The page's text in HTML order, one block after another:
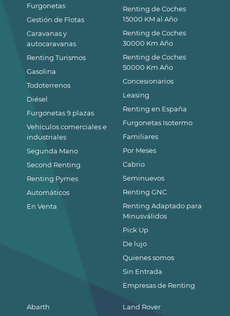
Furgonetas
Gestión de Flotas
Caravanas y
autocaravanas
Renting Turismos
Gasolina
Todoterrenos
Diésel
Furgonetas 9 plazas
Vehículos comerciales e
industriales
Segunda Mano
Second Renting
Renting Pymes
Automáticos
En Venta
Abarth
Land Rover
Renting de Coches
15000 KM al Año
Renting de Coches
30000 Km Año
Renting de Coches
50000 Km Año
Concesionarios
Leasing
Renting en España
Furgonetas Isotermo
Familiares
Por Meses
Cabrio
Seminuevos
Renting GNC
Renting Adaptado para
Minusválidos
Pick Up
De lujo
Quienes somos
Sin Entrada
Empresas de Renting